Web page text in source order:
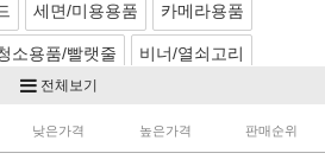
세면/미용용품 카메라용품
소용품/빨랫줄 비너/열쇠고리
/구조용품 선풍기/훈연기
공기청정기
전체보기
낮은가격 높은가격 판매순위